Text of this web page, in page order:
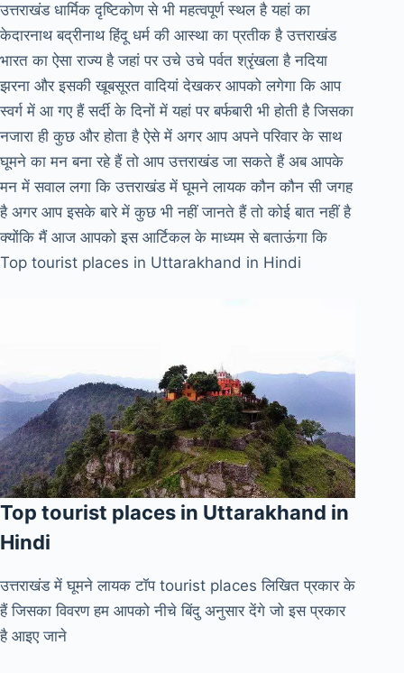
उत्तराखंड धार्मिक दृष्टिकोण से भी महत्वपूर्ण स्थल है यहां का
केदारनाथ बद्रीनाथ हिंदू धर्म की आस्था का प्रतीक है उत्तराखंड
भारत का ऐसा राज्य है जहां पर उचे उचे पर्वत श्रृंखला है नदिया
झरना और इसकी खूबसूरत वादियां देखकर आपको लगेगा कि आप
स्वर्ग में आ गए हैं सर्दी के दिनों में यहां पर बर्फबारी भी होती है जिसका
नजारा ही कुछ और होता है ऐसे में अगर आप अपने परिवार के साथ
घूमने का मन बना रहे हैं तो आप उत्तराखंड जा सकते हैं अब आपके
मन में सवाल लगा कि उत्तराखंड में घूमने लायक कौन कौन सी जगह
है अगर आप इसके बारे में कुछ भी नहीं जानते हैं तो कोई बात नहीं है
क्योंकि मैं आज आपको इस आर्टिकल के माध्यम से बताऊंगा कि
Top tourist places in Uttarakhand in Hindi
Top tourist places in Uttarakhand in
Hindi
उत्तराखंड में घूमने लायक टॉप tourist places लिखित प्रकार के
हैं जिसका विवरण हम आपको नीचे बिंदु अनुसार देंगे जो इस प्रकार
है आइए जाने